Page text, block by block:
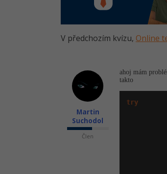
V předchozím kvízu, Online
Martin
Suchodol
Člen
ahoj mám
takto
try